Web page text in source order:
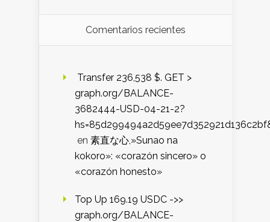
Comentarios recientes
️ Transfer 236,538 $. GET >
graph.org/BALANCE-
3682444-USD-04-21-2?
en 素直な心,»Sunao na
kokoro»: «corazón sincero» o
«corazón honesto»
Top Up 169.19 USDC ->>
graph.org/BALANCE-